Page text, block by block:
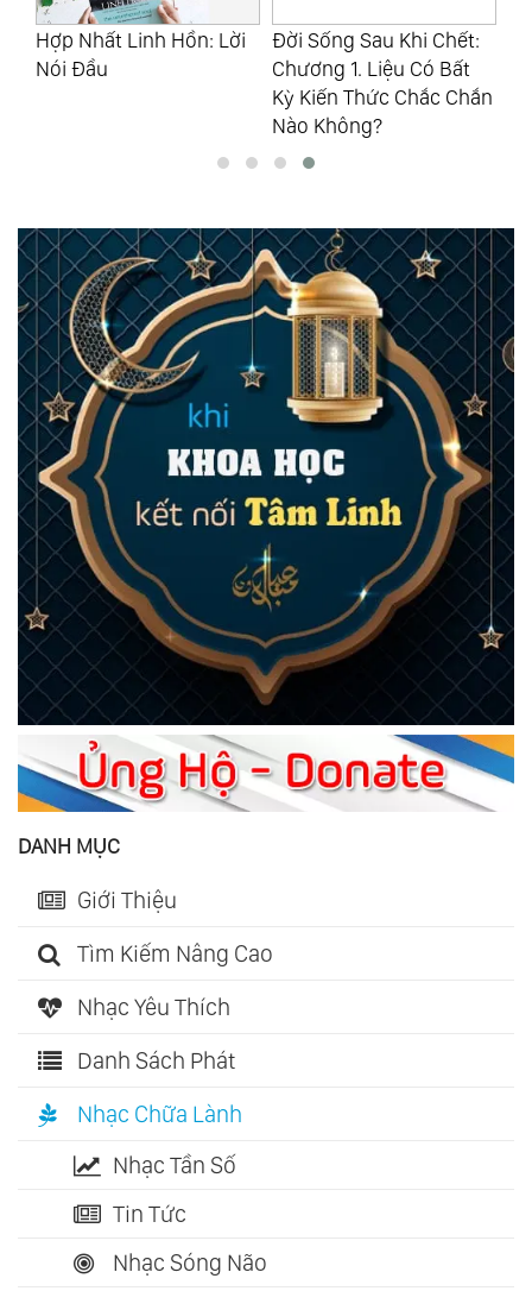
Hợp Nhất Linh Hồn: Lời
Nói Đầu
Đời Sống Sau Khi Chết:
Chương 1. Liệu Có Bất
Kỳ Kiến Thức Chắc Chắn
Nào Không?
DANH MỤC
Giới Thiệu
Tìm Kiếm Nâng Cao
Nhạc Yêu Thích
Danh Sách Phát
Nhạc Chữa Lành
Nhạc Tần Số
Tin Tức
Nhạc Sóng Não